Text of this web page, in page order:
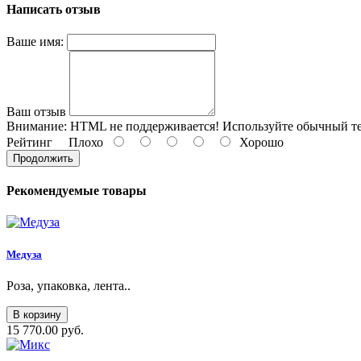
Написать отзыв
Ваше имя:
Ваш отзыв
Внимание: HTML не поддерживается! Используйте обычный
Рейтинг Плохо Хорошо
Продолжить
Рекомендуемые товары
Медуза
Роза, упаковка, лента..
В корзину
15 770.00 руб.